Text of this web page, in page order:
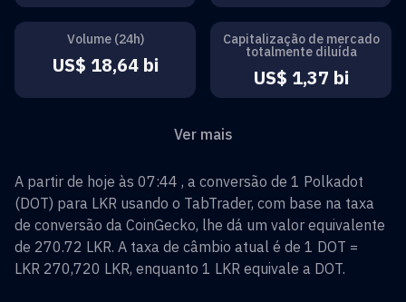
Volume (24h)
US$ 18,64 bi
Capitalização de mercado
totalmente diluída
US$ 1,37 bi
Ver mais
A partir de hoje às 07:44 , a conversão de 1 Polkadot
(DOT) para LKR usando o TabTrader, com base na taxa
de conversão da CoinGecko, lhe dá um valor equivalente
de 270.72 LKR. A taxa de câmbio atual é de 1 DOT =
LKR 270,720 LKR, enquanto 1 LKR equivale a DOT.